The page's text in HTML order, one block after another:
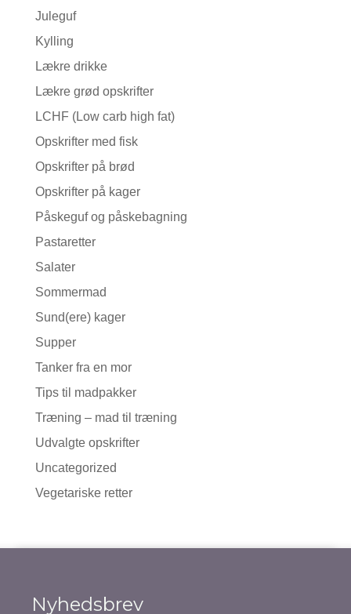
Juleguf
Kylling
Lækre drikke
Lækre grød opskrifter
LCHF (Low carb high fat)
Opskrifter med fisk
Opskrifter på brød
Opskrifter på kager
Påskeguf og påskebagning
Pastaretter
Salater
Sommermad
Sund(ere) kager
Supper
Tanker fra en mor
Tips til madpakker
Træning – mad til træning
Udvalgte opskrifter
Uncategorized
Vegetariske retter
Nyhedsbrev